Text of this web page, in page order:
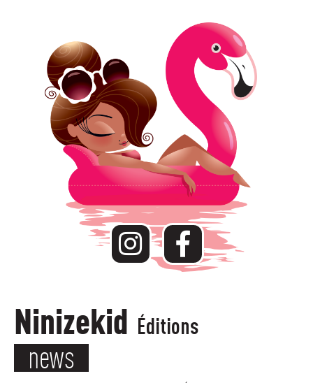
Ninizekid Éditions
news